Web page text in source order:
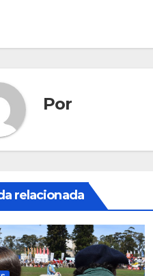
Por
relacionada